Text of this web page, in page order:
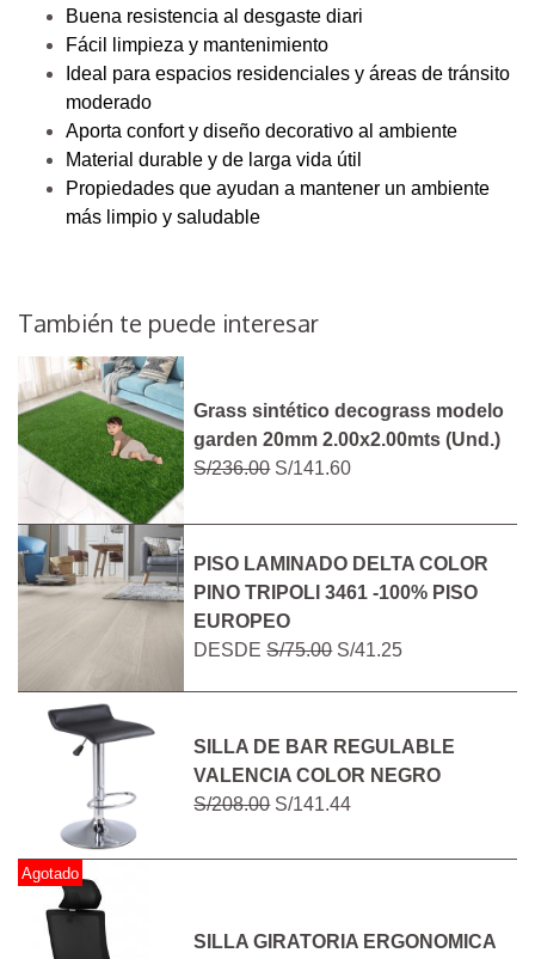
Buena resistencia al desgaste diari
Fácil limpieza y mantenimiento
Ideal para espacios residenciales y áreas de tránsito
moderado
Aporta confort y diseño decorativo al ambiente
Material durable y de larga vida útil
Propiedades que ayudan a mantener un ambiente
más limpio y saludable
También te puede interesar
Grass sintético decograss modelo
garden 20mm 2.00x2.00mts (Und.)
S/236.00S/141.60
PISO LAMINADO DELTA COLOR
PINO TRIPOLI 3461 -100% PISO
EUROPEO
DESDES/75.00S/41.25
SILLA DE BAR REGULABLE
VALENCIA COLOR NEGRO
S/208.00S/141.44
Agotado
SILLA GIRATORIA ERGONOMICA